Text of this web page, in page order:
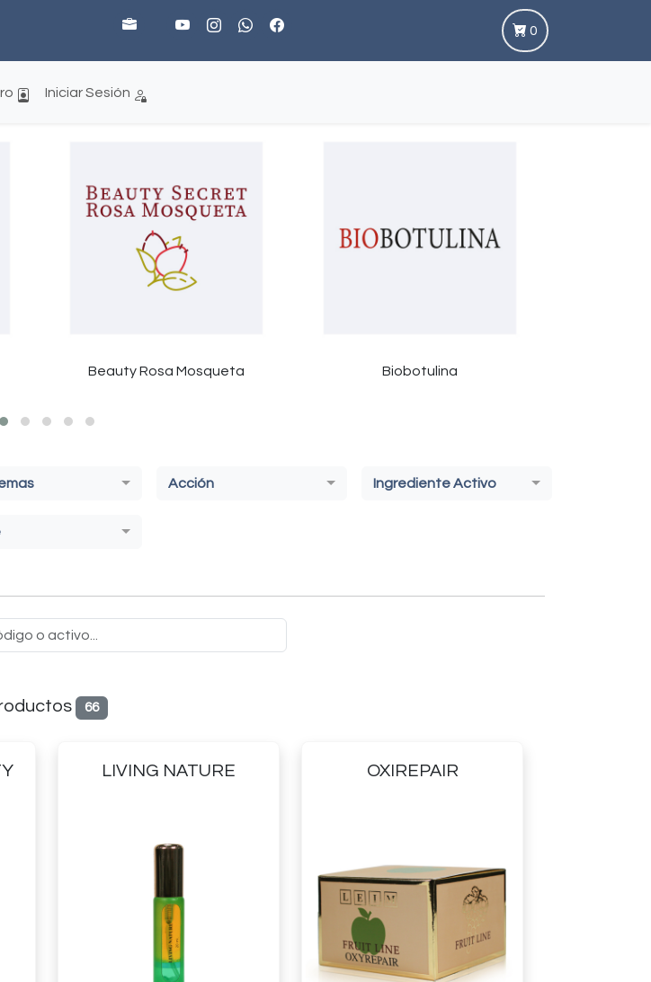
0
Iniciar Sesión
Beauty Rosa Mosqueta Biobotulina
Acción Ingrediente Activo
66
LIVING NATURE OXIREPAIR